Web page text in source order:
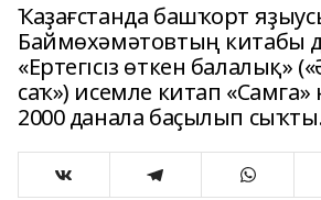
Ҡаҙағстанда башҡорт
Баймөхәмәтовтың китабы
«Ертегісіз өткен балалық»
саҡ») исемле китап
2000 данала баҫылып